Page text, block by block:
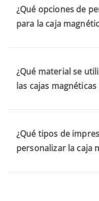
¿Qué opciones de
para la caja
¿Qué material se
las cajas magnéticas
¿Qué tipos de
personalizar la caja